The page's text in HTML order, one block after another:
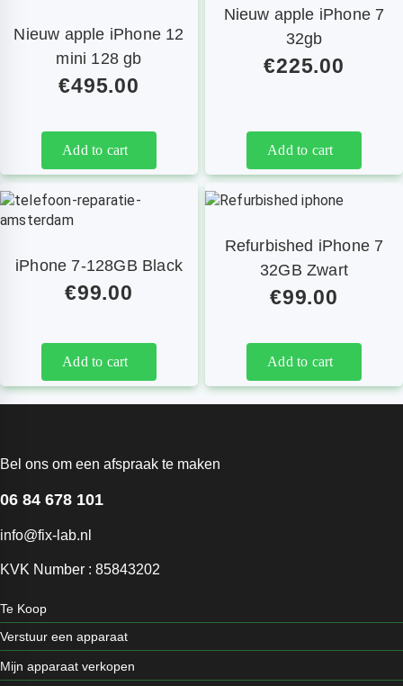
Nieuw apple iPhone 12
mini 128 gb
€495.00
Add to cart
Nieuw apple iPhone 7
32gb
€225.00
Add to cart
iPhone 7-128GB Black
€99.00
Add to cart
Refurbished iPhone 7
32GB Zwart
€99.00
Add to cart
Bel ons om een afspraak te maken
06 84 678 101
info@fix-lab.nl
KVK Number : 85843202
Te Koop
Verstuur een apparaat
Mijn apparaat verkopen